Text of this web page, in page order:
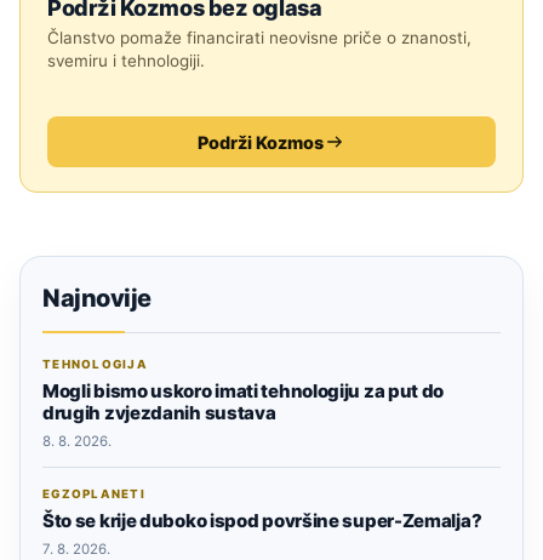
Podrži Kozmos bez oglasa
Članstvo pomaže financirati neovisne priče o znanosti,
svemiru i tehnologiji.
Podrži Kozmos
Najnovije
TEHNOLOGIJA
Mogli bismo uskoro imati tehnologiju za put do
drugih zvjezdanih sustava
8. 8. 2026.
EGZOPLANETI
Što se krije duboko ispod površine super-Zemalja?
7. 8. 2026.